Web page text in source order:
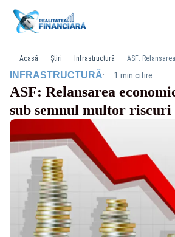
Acasă Știri Infrastructură
INFRASTRUCTURĂ· 1 min citire
ASF: Relansarea
sub semnul multor riscuri